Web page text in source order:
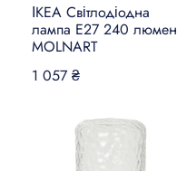
ІКЕА Світлодіодна
лампа E27 240 люмен
MOLNART
1 057 ₴